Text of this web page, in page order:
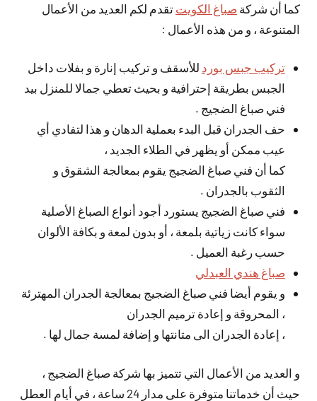
كما أن شركة صباغ الكويت تقدم لكم العديد من الأعمال
المتنوعة ، و من هذه الأعمال :
تركيب جبس بورد للأسقف و تركيب إنارة و بفلات داخل
الجبس بطريقة إحترافية و بحيث تعطي جمالا للمنزل بيد
فني صباغ الضجيج .
حف الجدران قبل البدء بعملية الدهان و هذا لتفادي أي
عيب ممكن أو يظهر في الطلاء الجديد ،
كما أن فني صباغ الضجيج يقوم بمعالجة الشقوق و
الثقوب بالجدران .
فني صباغ الضجيج يستورد أجود أنواع الصباغ الأصلية
سواء كانت زياتية بلمعة ، أو بدون لمعة و بكافة الألوان
حسب رغبة العميل .
صباغ هندي العبدلي
و يقوم أيضا فني صباغ الضجيج بمعالجة الجدران المهترئة
، المحروقة و إعادة ترميم الجدران
، إعادة الجدران الى متانتها و إضافة لمسة جمال لها .
و العديد من الأعمال التي تتميز بها شركة صباغ الضجيج ،
حيث أن خدماتنا متوفرة على مدار 24 ساعة ، في أيام العطل